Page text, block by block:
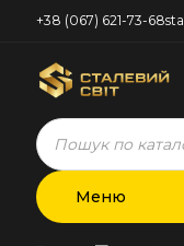
+38 (067) 621-73-68
Products
search
Меню